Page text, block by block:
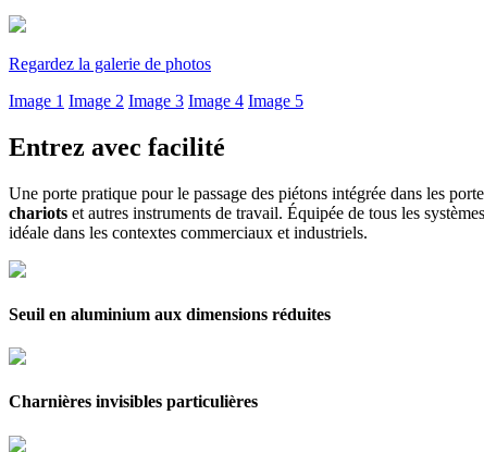
Regardez la galerie de photos
Image 1 Image 2 Image 3 Image 4 Image 5
Entrez avec facilité
Une porte pratique pour le passage des piétons intégrée dans les
chariots et autres instruments de travail. Équipée de tous les
idéale dans les contextes commerciaux et industriels.
Seuil en aluminium aux dimensions réduites
Charnières invisibles particulières